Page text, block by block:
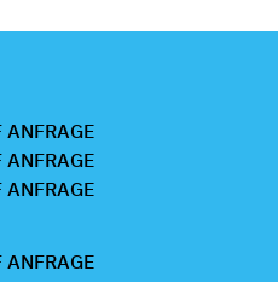
ANFRAGE
ANFRAGE
ANFRAGE
ANFRAGE